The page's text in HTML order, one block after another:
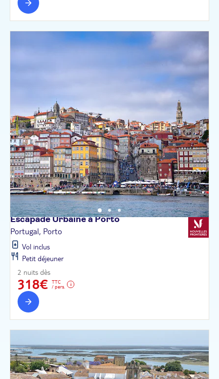
Escapade Urbaine àPorto
Portugal, Porto
Vol inclus
Petit déjeuner
2 nuits dès
318€
TTC
/ pers.